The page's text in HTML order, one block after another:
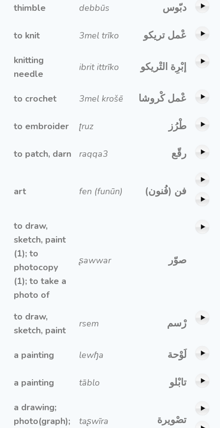
thimble debbūs دبّوس
to knit 3mel trīko عْمل تريكو
knitting
needle
ibrit ittrīko إبْرِة التْريكو
to crochet 3mel krošē عْمل كْروشا
to embroider ʈruz طْرُز
to patch, darn raqqa3 رقّع
art fen (funūn) فن (فُنون)
to draw,
sketch, paint
(1); to
photocopy
(1); to take a
photo of
ʂawwar صوّر
to draw,
sketch, paint
rsem رْسم
a painting lewɧa لَوْحة
a painting tāblo تابْلو
a drawing;
photo(graph);
taʂwīra
تصْويرة